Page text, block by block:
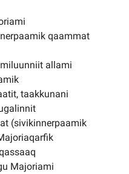
qaammat
allami
taakkunani
(sivikinnerpaamik
Majoriami